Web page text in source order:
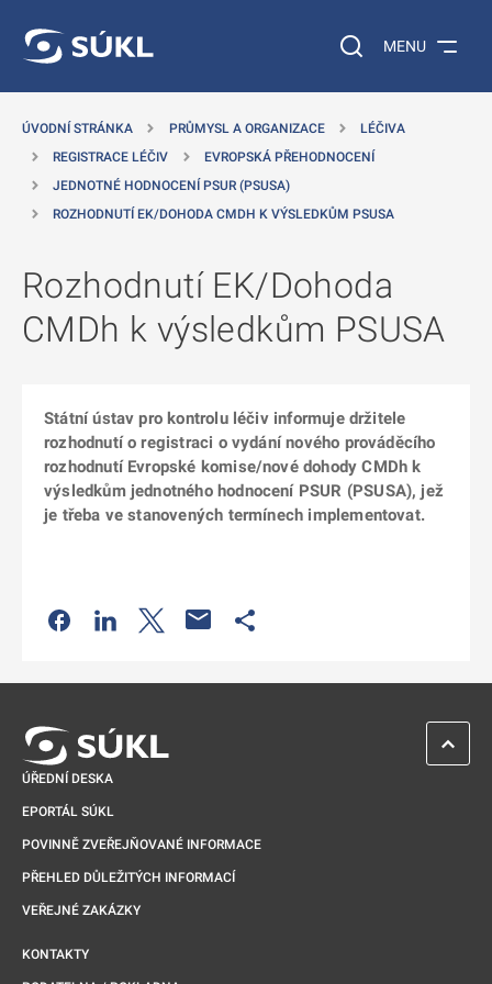
Vyhledávání na
MENU
ÚVODNÍ STRÁNKA PRŮMYSL A ORGANIZACE
LÉČIVA
REGISTRACE LÉČIV
EVROPSKÁ PŘEHODNOCENÍ
JEDNOTNÉ HODNOCENÍ PSUR (PSUSA)
ROZHODNUTÍ EK/DOHODA CMDH K VÝSLEDKŮM PSUSA
Rozhodnutí EK/Dohoda
CMDh k výsledkům PSUSA
Státní ústav pro kontrolu léčiv informuje držitele
rozhodnutí o registraci o vydání nového prováděcího
rozhodnutí Evropské komise/nové dohody CMDh k
výsledkům jednotného hodnocení PSUR (PSUSA), jež
je třeba ve stanovených termínech implementovat.
Odkaz se otevře na nové kartě
Odkaz se otevře na nové kartě
Odkaz se otevře na nové kartě
ÚŘEDNÍ DESKA
EPORTÁL SÚKL
POVINNĚ ZVEŘEJŇOVANÉ INFORMACE
PŘEHLED DŮLEŽITÝCH INFORMACÍ
VEŘEJNÉ ZAKÁZKY
KONTAKTY
ZPĚT